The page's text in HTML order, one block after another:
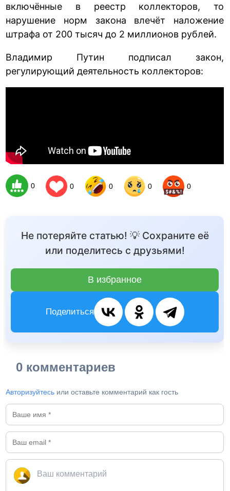
включённые в реестр коллекторов, то
нарушение норм закона влечёт наложение
штрафа от 200 тысяч до 2 миллионов рублей.
Владимир Путин подписал закон,
регулирующий деятельность коллекторов:
0 0 0 0 0
Не потеряйте статью! 💡 Сохраните её
или поделитесь с друзьями!
В избранное
Поделиться
0 комментариев
Авторизуйтесь или оставьте комментарий как гость